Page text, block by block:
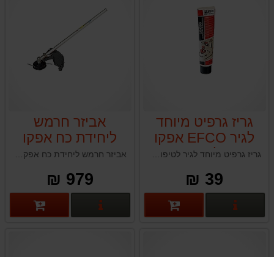
גריז גרפיט מיוחד
לגיר EFCO אפקו
איטליה 125ג
גריז גרפיט מיוחד לגיר לטיפול מומלץ כל 10 שעות בחרמשים מוטוריים ומגזמות גדר חי
39 ₪
פרטים נוספים
אביזר חרמש
ליחידת כח אפקו
EFCO DS3000Dאביזר חרמש ליחידת כח אפקו EFCO DS3000D תוצרת איטליה
979 ₪
פרטים נוספים